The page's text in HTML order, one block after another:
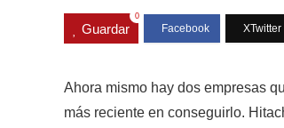
Guardar
0
Ahora mismo hay dos empresas
más reciente en conseguirlo.